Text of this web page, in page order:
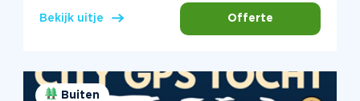
Bekijk uitje Offerte
Buiten